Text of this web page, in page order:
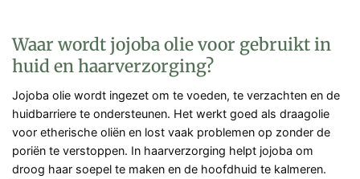
Waar wordt jojoba olie voor gebruikt in
huid en haarverzorging?
Jojoba olie wordt ingezet om te voeden, te verzachten en de
huidbarriere te ondersteunen. Het werkt goed als draagolie
voor etherische oliën en lost vaak problemen op zonder de
poriën te verstoppen. In haarverzorging helpt jojoba om
droog haar soepel te maken en de hoofdhuid te kalmeren.